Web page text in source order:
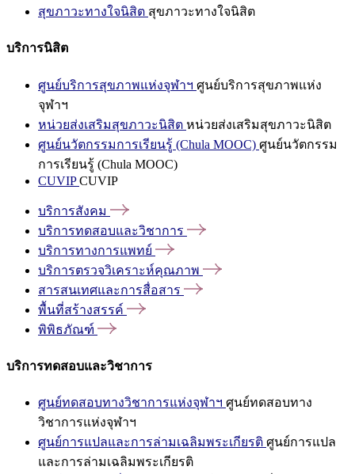
สุขภาวะทางใจนิสิต สุขภาวะทางใจนิสิต
บริการนิสิต
ศูนย์บริการสุขภาพแห่งจุฬาฯ ศูนย์บริการสุขภาพแห่ง
จุฬาฯ
หน่วยส่งเสริมสุขภาวะนิสิต หน่วยส่งเสริมสุขภาวะนิสิต
ศูนย์นวัตกรรมการเรียนรู้ (Chula MOOC) ศูนย์นวัตกรรม
การเรียนรู้ (Chula MOOC)
CUVIPCUVIP
บริการสังคม
บริการทดสอบและวิชาการ
บริการทางการแพทย์
บริการตรวจวิเคราะห์คุณภาพ
สารสนเทศและการสื่อสาร
พื้นที่สร้างสรรค์
พิพิธภัณฑ์
บริการทดสอบและวิชาการ
ศูนย์ทดสอบทางวิชาการแห่งจุฬาฯ ศูนย์ทดสอบทาง
วิชาการแห่งจุฬาฯ
ศูนย์การแปลและการล่ามเฉลิมพระเกียรติ ศูนย์การแปล
และการล่ามเฉลิมพระเกียรติ